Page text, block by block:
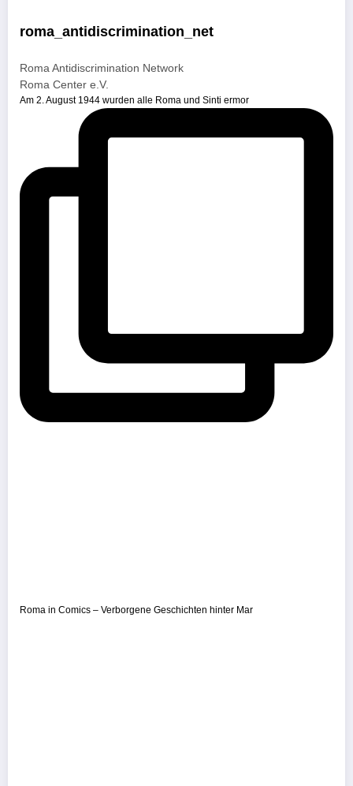
roma_antidiscrimination_net
Roma Antidiscrimination Network
Roma Center e.V.
Am 2. August 1944 wurden alle Roma und Sinti ermor
Roma in Comics – Verborgene Geschichten hinter Mar